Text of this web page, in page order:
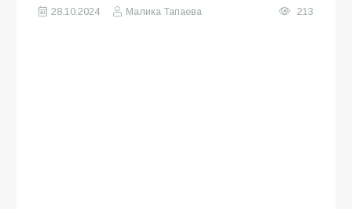
28.10.2024 Малика Тапаева 213